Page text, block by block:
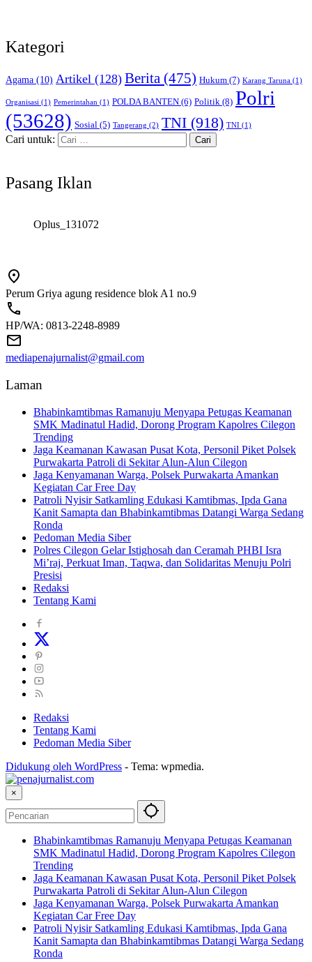
Kategori
Agama (10) Artikel (128) Berita (475) Hukum (7) Karang Taruna (1)
Organisasi (1) Pemerintahan (1) POLDA BANTEN (6) Politik (8) Polri
(53628) Sosial (5) Tangerang (2) TNI (918) TNI (1)
Cari untuk:
Pasang Iklan
Oplus_131072
Perum Griya agung residence blok A1 no.9
HP/WA: 0813-2248-8989
mediapenajurnalist@gmail.com
Laman
Bhabinkamtibmas Ramanuju Menyapa Petugas Keamanan
SMK Madinatul Hadid, Dorong Program Kapolres Cilegon
Trending
Jaga Keamanan Kawasan Pusat Kota, Personil Piket Polsek
Purwakarta Patroli di Sekitar Alun-Alun Cilegon
Jaga Kenyamanan Warga, Polsek Purwakarta Amankan
Kegiatan Car Free Day
Patroli Nyisir Satkamling Edukasi Kamtibmas, Ipda Gana
Kanit Samapta dan Bhabinkamtibmas Datangi Warga Sedang
Ronda
Pedoman Media Siber
Polres Cilegon Gelar Istighosah dan Ceramah PHBI Isra
Mi’raj, Perkuat Iman, Taqwa, dan Solidaritas Menuju Polri
Presisi
Redaksi
Tentang Kami
Redaksi
Tentang Kami
Pedoman Media Siber
Didukung oleh WordPress - Tema: wpmedia.
×
Bhabinkamtibmas Ramanuju Menyapa Petugas Keamanan
SMK Madinatul Hadid, Dorong Program Kapolres Cilegon
Trending
Jaga Keamanan Kawasan Pusat Kota, Personil Piket Polsek
Purwakarta Patroli di Sekitar Alun-Alun Cilegon
Jaga Kenyamanan Warga, Polsek Purwakarta Amankan
Kegiatan Car Free Day
Patroli Nyisir Satkamling Edukasi Kamtibmas, Ipda Gana
Kanit Samapta dan Bhabinkamtibmas Datangi Warga Sedang
Ronda